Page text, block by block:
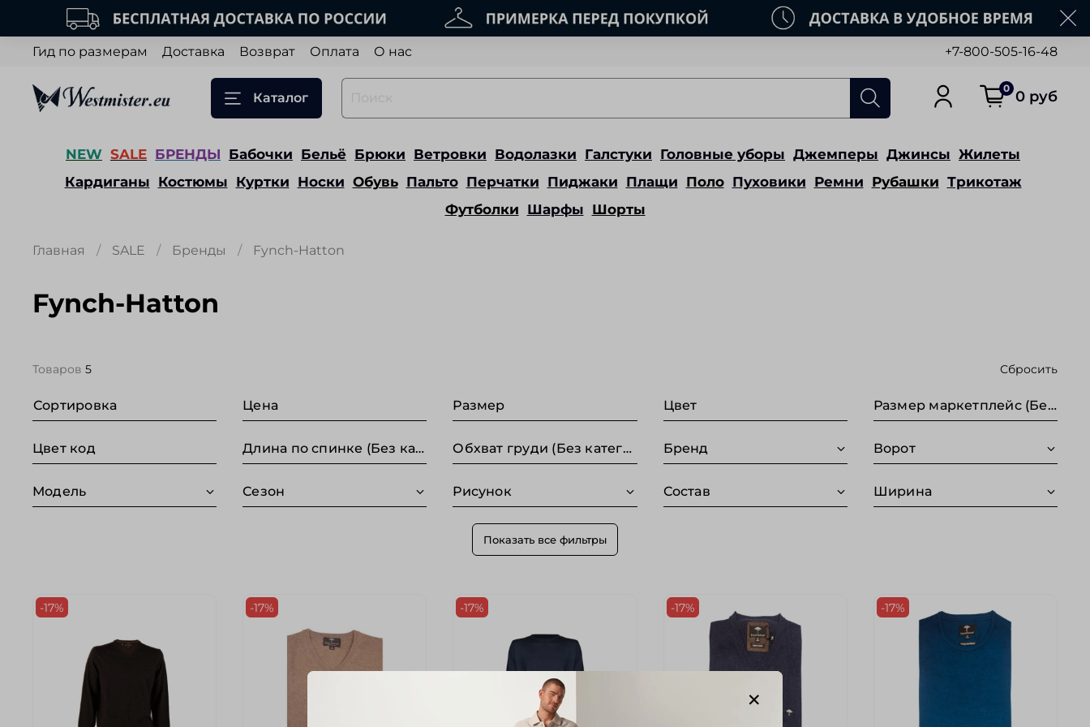
Гид по размерам Доставка Возврат Оплата О нас +7-800-505-16-48
Каталог
0 0 руб
NEW SALE БРЕНДЫ Бабочки Бельё Брюки Ветровки Водолазки Галстуки Головные уборы Джемперы Джинсы Жилеты
Кардиганы Костюмы Куртки Носки Обувь Пальто Перчатки Пиджаки Плащи Поло Пуховики Ремни Рубашки Трикотаж
Футболки Шарфы Шорты
Главная SALE Бренды Fynch-Hatton
Fynch-Hatton
Товаров 5 Сбросить
Сортировка Цена Размер Цвет Размер маркетплейс (Без категории)
Цвет код Длина по спинке (Без категории) Обхват груди (Без категории) Бренд Ворот
Модель Сезон Рисунок Состав Ширина
Показать все фильтры
-17% -17% -17% -17% -17%